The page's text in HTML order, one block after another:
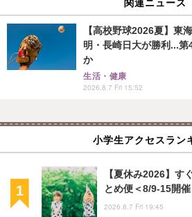
関連ニュース
【高校野球2026夏】東
明・長崎日大が勝利...
か
生活・健康
2026.8.7 Fri 15:52
小学生アクセスラン
【夏休み2026】す
とめ便＜8/9-15開催
2026.8.7 Fri 19:45